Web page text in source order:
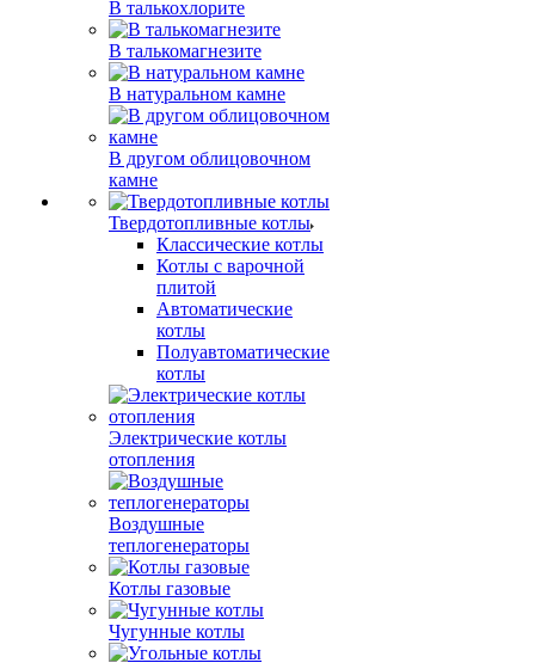
В талькохлорите
В талькомагнезите
В натуральном камне
В другом облицовочном
камне
Твердотопливные котлы
Классические котлы
Котлы с варочной
плитой
Автоматические
котлы
Полуавтоматические
котлы
Электрические котлы
отопления
Воздушные
теплогенераторы
Котлы газовые
Чугунные котлы